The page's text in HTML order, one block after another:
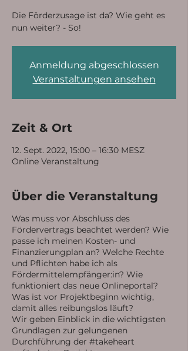
Die Förderzusage ist da? Wie geht es
nun weiter? - So!
Anmeldung abgeschlossen
Veranstaltungen ansehen
Zeit & Ort
12. Sept. 2022, 15:00 – 16:30 MESZ
Online Veranstaltung
Über die Veranstaltung
Was muss vor Abschluss des
Fördervertrags beachtet werden? Wie
passe ich meinen Kosten- und
Finanzierungplan an? Welche Rechte
und Pflichten habe ich als
Fördermittelempfänger:in? Wie
funktioniert das neue Onlineportal?
Was ist vor Projektbeginn wichtig,
damit alles reibungslos läuft?
Wir geben Einblick in die wichtigsten
Grundlagen zur gelungenen
Durchführung der #takeheart